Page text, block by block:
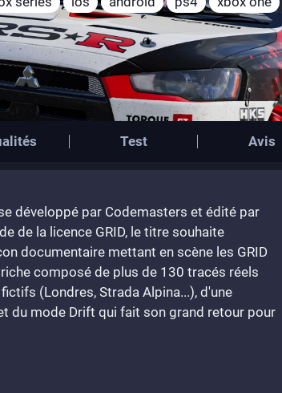
Test Avis
développé par Codemasters et édité par
de la licence GRID, le titre souhaite
documentaire mettant en scène les GRID
composé de plus de 130 tracés réels
(Londres, Strada Alpina...), d'une
du mode Drift qui fait son grand retour pour